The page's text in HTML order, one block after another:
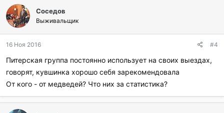
Соседов
Выживальщик
16 Ноя 2016 #4
Питерская группа постоянно использует на своих выездах,
говорят, кувшинка хорошо себя зарекомендовала
От кого - от медведей? Что них за статистика?